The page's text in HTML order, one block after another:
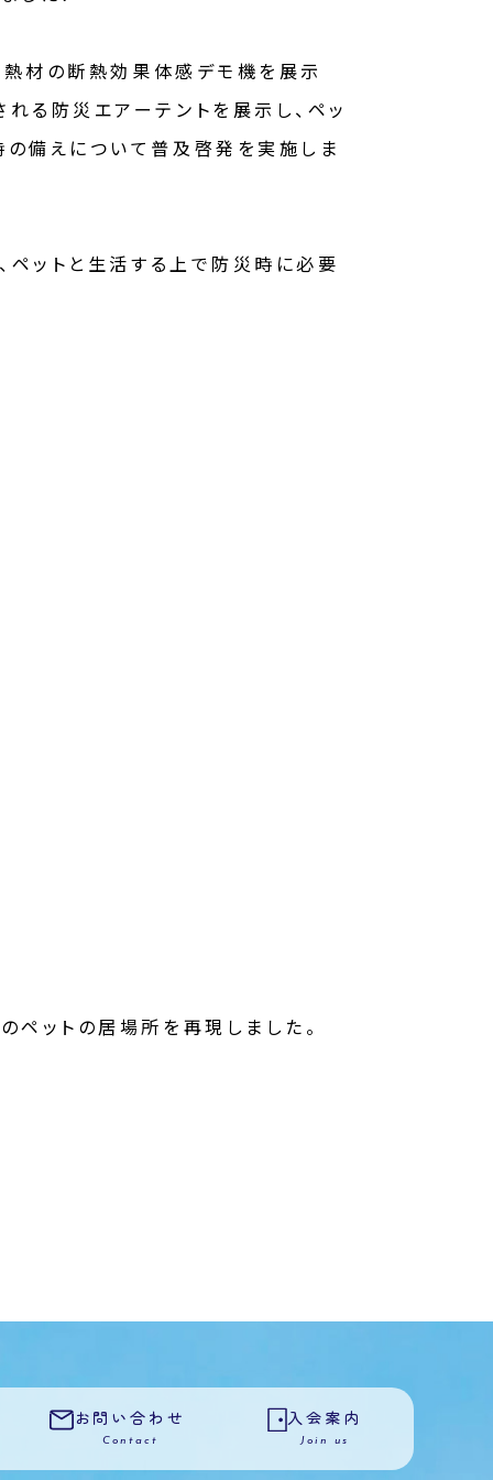
熱材の断熱効果体感デモ機を展示
る防災エアーテントを展示し、ペッ
備えについて普及啓発を実施しま
ペットと生活する上で防災時に必要
ペットの居場所を再現しました。
お問い合わせ
Contact
入会案内
Join us